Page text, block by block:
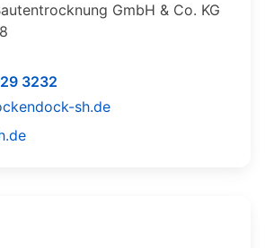
GmbH & Co. KG
3232
sh.de